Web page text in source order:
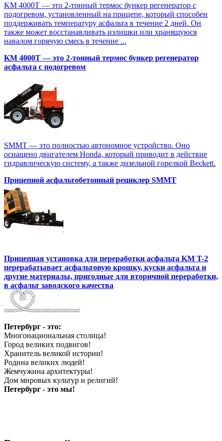
KM 4000T — это 2-тонный термос бункер регенератор с
подогревом, установленный на прицепе, который способен
поддерживать температуру асфальта в течение 2 дней. Он
также может восстанавливать излишки или хранящуюся
навалом горячую смесь в течение ...
KM 4000T — это 2-тонный термос бункер регенератор
асфальта с подогревом
SMMT — это полностью автономное устройство. Оно
оснащено двигателем Honda, который приводит в действие
гидравлическую систему, а также дизельной горелкой Beckett.
Прицепной асфальтобетонный рециклер SMMT
Прицепная установка для переработки асфальта KM T-2
перерабатывает асфальтовую крошку, куски асфальта и
другие материалы, пригодные для вторичной переработки,
в асфальт заводского качества
Петербург - это:
Многонациональная столица!
Город великих подвигов!
Хранитель великой истории!
Родина великих людей!
Жемчужина архитектуры!
Дом мировых культур и религий!
Петербург - это мы!